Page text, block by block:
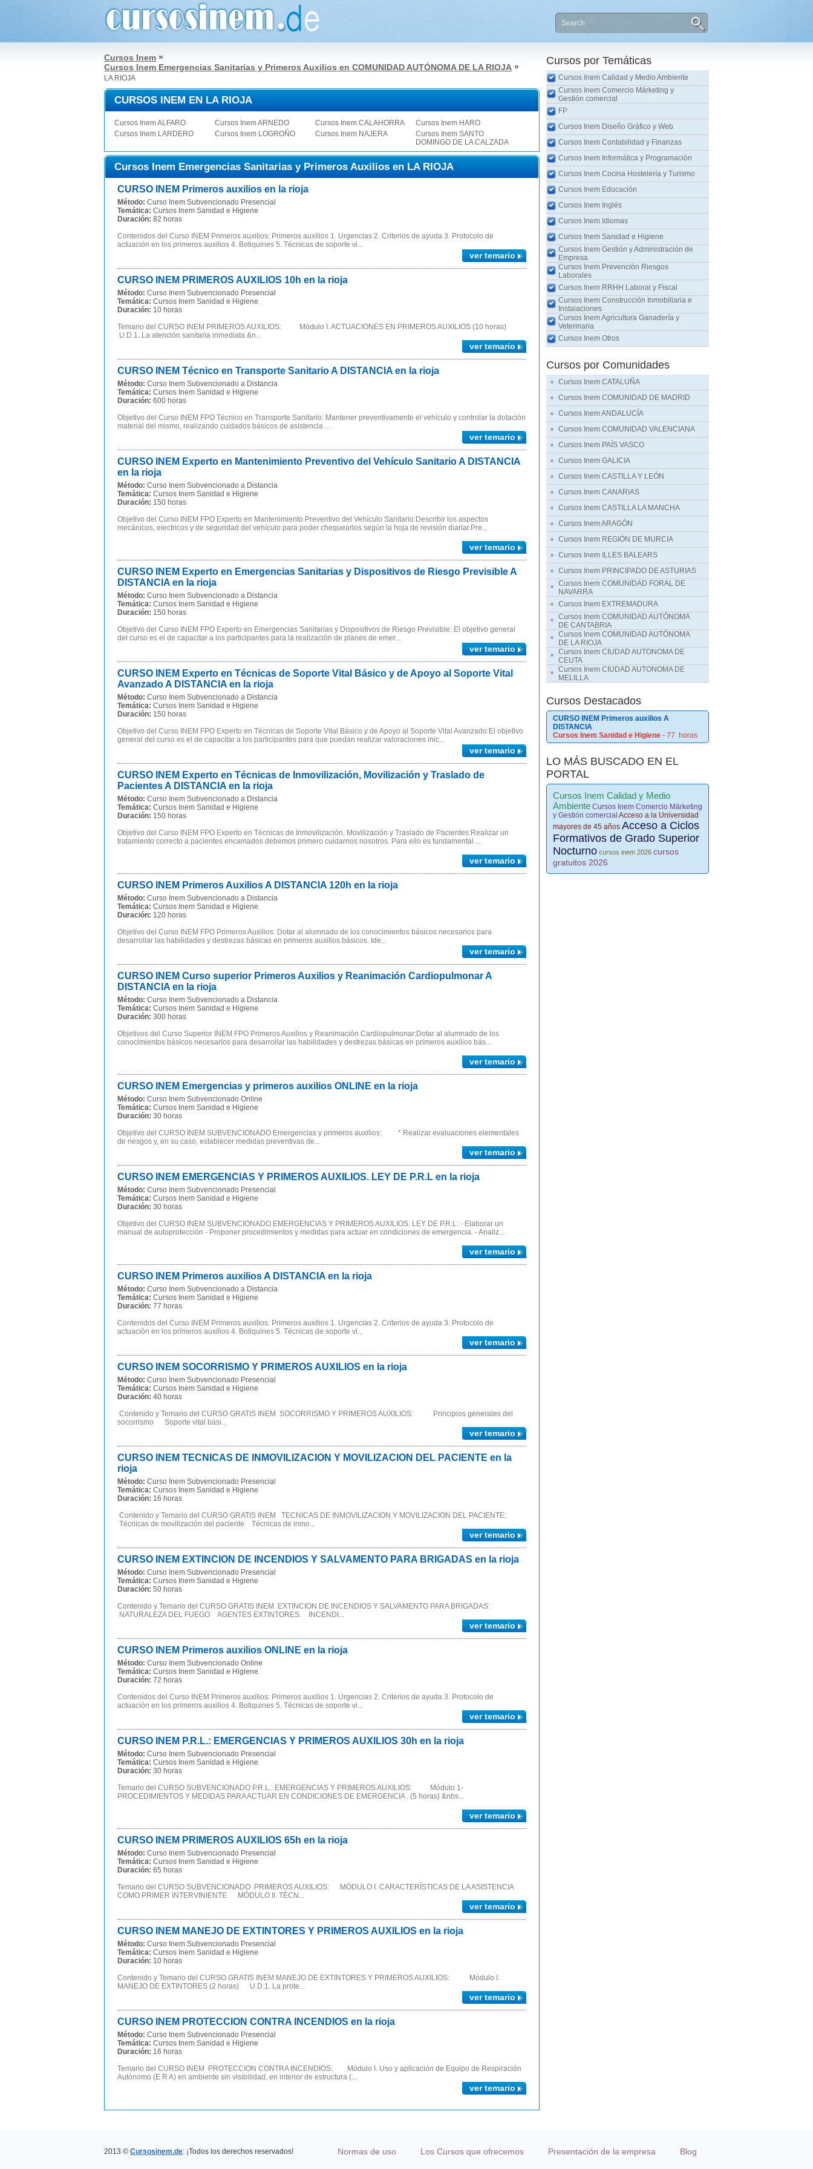
Cursos Inem »
Cursos Inem Emergencias Sanitarias y Primeros Auxilios en COMUNIDAD AUTÓNOMA DE LA RIOJA »
LA RIOJA
CURSOS INEM EN LA RIOJA
Cursos Inem ALFARO Cursos Inem ARNEDO Cursos Inem CALAHORRA
Cursos Inem HARO
Cursos Inem LARDERO
Cursos Inem LOGROÑO Cursos Inem NAJERA
Cursos Inem SANTO
DOMINGO DE LA CALZADA
Cursos Inem Emergencias Sanitarias y Primeros Auxilios en LA RIOJA
CURSO INEM Primeros auxilios en la rioja
Método: Curso Inem Subvencionado Presencial
Temática: Cursos Inem Sanidad e Higiene
Duración: 82 horas
Contenidos del Curso INEM Primeros auxilios: Primeros auxilios 1. Urgencias 2. Criterios de ayuda 3. Protocolo de
actuación en los primeros auxilios 4. Botiquines 5. Técnicas de soporte vi...
ver temario
CURSO INEM PRIMEROS AUXILIOS 10h en la rioja
Método: Curso Inem Subvencionado Presencial
Temática: Cursos Inem Sanidad e Higiene
Duración: 10 horas
Temario del CURSO INEM PRIMEROS AUXILIOS: Módulo I. ACTUACIONES EN PRIMEROS AUXILIOS (10 horas)
U.D.1. La atención sanitaria inmediata &n...
ver temario
CURSO INEM Técnico en Transporte Sanitario A DISTANCIA en la rioja
Método: Curso Inem Subvencionado a Distancia
Temática: Cursos Inem Sanidad e Higiene
Duración: 600 horas
Objetivo del Curso INEM FPO Técnico en Transporte Sanitario: Mantener preventivamente el vehículo y controlar la dotación
material del mismo, realizando cuidados básicos de asistencia ...
ver temario
CURSO INEM Experto en Mantenimiento Preventivo del Vehículo Sanitario A DISTANCIA
en la rioja
Método: Curso Inem Subvencionado a Distancia
Temática: Cursos Inem Sanidad e Higiene
Duración: 150 horas
Objetivo del Curso INEM FPO Experto en Mantenimiento Preventivo del Vehículo Sanitario:Describir los aspectos
mecánicos, electricos y de seguridad del vehículo para poder chequearlos según la hoja de revisión diariar.Pre...
ver temario
CURSO INEM Experto en Emergencias Sanitarias y Dispositivos de Riesgo Previsible A
DISTANCIA en la rioja
Método: Curso Inem Subvencionado a Distancia
Temática: Cursos Inem Sanidad e Higiene
Duración: 150 horas
Objetivo del Curso INEM FPO Experto en Emergencias Sanitarias y Dispositivos de Riesgo Previsible: El objetivo general
del curso es el de capacitar a los participantes para la realización de planes de emer...
ver temario
CURSO INEM Experto en Técnicas de Soporte Vital Básico y de Apoyo al Soporte Vital
Avanzado A DISTANCIA en la rioja
Método: Curso Inem Subvencionado a Distancia
Temática: Cursos Inem Sanidad e Higiene
Duración: 150 horas
Objetivo del Curso INEM FPO Experto en Técnicas de Soporte Vital Básico y de Apoyo al Soporte Vital Avanzado:El objetivo
general del curso es el de capacitar a los participantes para que puedan realizar valoraciones inic...
ver temario
CURSO INEM Experto en Técnicas de Inmovilización, Movilización y Traslado de
Pacientes A DISTANCIA en la rioja
Método: Curso Inem Subvencionado a Distancia
Temática: Cursos Inem Sanidad e Higiene
Duración: 150 horas
Objetivo del Curso INEM FPO Experto en Técnicas de Inmovilización, Movilización y Traslado de Pacientes:Realizar un
tratamiento correcto a pacientes encamados debemos primero cuidarnos nosotros. Para ello es fundamental ...
ver temario
CURSO INEM Primeros Auxilios A DISTANCIA 120h en la rioja
Método: Curso Inem Subvencionado a Distancia
Temática: Cursos Inem Sanidad e Higiene
Duración: 120 horas
Objetivo del Curso INEM FPO Primeros Auxilios: Dotar al alumnado de los conocimientos básicos necesarios para
desarrollar las habilidades y destrezas básicas en primeros auxilios básicos. Ide...
ver temario
CURSO INEM Curso superior Primeros Auxilios y Reanimación Cardiopulmonar A
DISTANCIA en la rioja
Método: Curso Inem Subvencionado a Distancia
Temática: Cursos Inem Sanidad e Higiene
Duración: 300 horas
Objetivos del Curso Superior INEM FPO Primeros Auxilios y Reanimación Cardiopulmonar:Dotar al alumnado de los
conocimientos básicos necesarios para desarrollar las habilidades y destrezas básicas en primeros auxilios bás...
ver temario
CURSO INEM Emergencias y primeros auxilios ONLINE en la rioja
Método: Curso Inem Subvencionado Online
Temática: Cursos Inem Sanidad e Higiene
Duración: 30 horas
Objetivo del CURSO INEM SUBVENCIONADO Emergencias y primeros auxilios: * Realizar evaluaciones elementales
de riesgos y, en su caso, establecer medidas preventivas de...
ver temario
CURSO INEM EMERGENCIAS Y PRIMEROS AUXILIOS. LEY DE P.R.L en la rioja
Método: Curso Inem Subvencionado Presencial
Temática: Cursos Inem Sanidad e Higiene
Duración: 30 horas
Objetivo del CURSO INEM SUBVENCIONADO EMERGENCIAS Y PRIMEROS AUXILIOS. LEY DE P.R.L: - Elaborar un
manual de autoprotección - Proponer procedimientos y medidas para actuar en condiciones de emergencia. - Analiz...
ver temario
CURSO INEM Primeros auxilios A DISTANCIA en la rioja
Método: Curso Inem Subvencionado a Distancia
Temática: Cursos Inem Sanidad e Higiene
Duración: 77 horas
Contenidos del Curso INEM Primeros auxilios: Primeros auxilios 1. Urgencias 2. Criterios de ayuda 3. Protocolo de
actuación en los primeros auxilios 4. Botiquines 5. Técnicas de soporte vi...
ver temario
CURSO INEM SOCORRISMO Y PRIMEROS AUXILIOS en la rioja
Método: Curso Inem Subvencionado Presencial
Temática: Cursos Inem Sanidad e Higiene
Duración: 40 horas
Contenido y Temario del CURSO GRATIS INEM SOCORRISMO Y PRIMEROS AUXILIOS: Principios generales del
socorrismo Soporte vital bási...
ver temario
CURSO INEM TECNICAS DE INMOVILIZACION Y MOVILIZACION DEL PACIENTE en la
rioja
Método: Curso Inem Subvencionado Presencial
Temática: Cursos Inem Sanidad e Higiene
Duración: 16 horas
Contenido y Temario del CURSO GRATIS INEM TECNICAS DE INMOVILIZACION Y MOVILIZACION DEL PACIENTE:
Técnicas de movilización del paciente Técnicas de inmo...
ver temario
CURSO INEM EXTINCION DE INCENDIOS Y SALVAMENTO PARA BRIGADAS en la rioja
Método: Curso Inem Subvencionado Presencial
Temática: Cursos Inem Sanidad e Higiene
Duración: 50 horas
Contenido y Temario del CURSO GRATIS INEM EXTINCION DE INCENDIOS Y SALVAMENTO PARA BRIGADAS:
NATURALEZA DEL FUEGO AGENTES EXTINTORES. INCENDI...
ver temario
CURSO INEM Primeros auxilios ONLINE en la rioja
Método: Curso Inem Subvencionado Online
Temática: Cursos Inem Sanidad e Higiene
Duración: 72 horas
Contenidos del Curso INEM Primeros auxilios: Primeros auxilios 1. Urgencias 2. Criterios de ayuda 3. Protocolo de
actuación en los primeros auxilios 4. Botiquines 5. Técnicas de soporte vi...
ver temario
CURSO INEM P.R.L.: EMERGENCIAS Y PRIMEROS AUXILIOS 30h en la rioja
Método: Curso Inem Subvencionado Presencial
Temática: Cursos Inem Sanidad e Higiene
Duración: 30 horas
Temario del CURSO SUBVENCIONADO P.R.L.: EMERGENCIAS Y PRIMEROS AUXILIOS: Módulo 1-
PROCEDIMIENTOS Y MEDIDAS PARA ACTUAR EN CONDICIONES DE EMERGENCIA . (5 horas) &nbs...
ver temario
CURSO INEM PRIMEROS AUXILIOS 65h en la rioja
Método: Curso Inem Subvencionado Presencial
Temática: Cursos Inem Sanidad e Higiene
Duración: 65 horas
Temario del CURSO SUBVENCIONADO PRIMEROS AUXILIOS: MÓDULO I. CARACTERÍSTICAS DE LA ASISTENCIA
COMO PRIMER INTERVINIENTE MÓDULO II. TÉCN...
ver temario
CURSO INEM MANEJO DE EXTINTORES Y PRIMEROS AUXILIOS en la rioja
Método: Curso Inem Subvencionado Presencial
Temática: Cursos Inem Sanidad e Higiene
Duración: 10 horas
Contenido y Temario del CURSO GRATIS INEM MANEJO DE EXTINTORES Y PRIMEROS AUXILIOS: Módulo I.
MANEJO DE EXTINTORES (2 horas) U.D.1. La prote...
ver temario
CURSO INEM PROTECCION CONTRA INCENDIOS en la rioja
Método: Curso Inem Subvencionado Presencial
Temática: Cursos Inem Sanidad e Higiene
Duración: 16 horas
Temario del CURSO INEM PROTECCION CONTRA INCENDIOS: Módulo I. Uso y aplicación de Equipo de Respiración
Autónomo (E R A) en ambiente sin visibilidad, en interior de estructura (...
ver temario
Cursos por Temáticas
Cursos Inem Calidad y Medio Ambiente
Cursos Inem Comercio Márketing y
Gestión comercial
FP
Cursos Inem Diseño Gráfico y Web
Cursos Inem Contabilidad y Finanzas
Cursos Inem Informática y Programación
Cursos Inem Cocina Hostelería y Turismo
Cursos Inem Educación
Cursos Inem Inglés
Cursos Inem Idiomas
Cursos Inem Sanidad e Higiene
Cursos Inem Gestión y Administración de
Empresa
Cursos Inem Prevención Riesgos
Laborales
Cursos Inem RRHH Laboral y Fiscal
Cursos Inem Construcción Inmobiliaria e
Instalaciones
Cursos Inem Agricultura Ganadería y
Veterinaria
Cursos Inem Otros
Cursos por Comunidades
Cursos Inem CATALUÑA
Cursos Inem COMUNIDAD DE MADRID
Cursos Inem ANDALUCÍA
Cursos Inem COMUNIDAD VALENCIANA
Cursos Inem PAÍS VASCO
Cursos Inem GALICIA
Cursos Inem CASTILLA Y LEÓN
Cursos Inem CANARIAS
Cursos Inem CASTILLA LA MANCHA
Cursos Inem ARAGÓN
Cursos Inem REGIÓN DE MURCIA
Cursos Inem ILLES BALEARS
Cursos Inem PRINCIPADO DE ASTURIAS
Cursos Inem COMUNIDAD FORAL DE
NAVARRA
Cursos Inem EXTREMADURA
Cursos Inem COMUNIDAD AUTÓNOMA
DE CANTABRIA
Cursos Inem COMUNIDAD AUTÓNOMA
DE LA RIOJA
Cursos Inem CIUDAD AUTONOMA DE
CEUTA
Cursos Inem CIUDAD AUTONOMA DE
MELILLA
Cursos Destacados
CURSO INEM Primeros auxilios A
DISTANCIA
Cursos Inem Sanidad e Higiene - 77 horas
LO MÁS BUSCADO EN EL
PORTAL
Cursos Inem Calidad y Medio
Ambiente Cursos Inem Comercio Márketing
y Gestión comercial Acceso a la Universidad
mayores de 45 años Acceso a Ciclos
Formativos de Grado Superior
Nocturno cursos inem 2026 cursos
gratuitos 2026
Normas de uso Los Cursos que ofrecemos Presentación de la empresa Blog
2013 © Cursosinem.de: ¡Todos los derechos reservados!